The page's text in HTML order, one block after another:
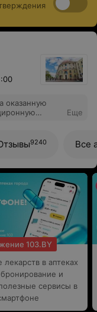
оказанную
Большое
Еще
9240 Все
103.BY
лекарств в аптеках
и
сервисы в